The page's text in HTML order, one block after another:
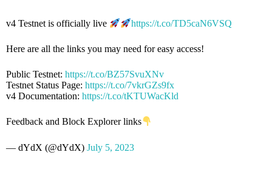
v4 Testnet is officially live https://t.co/TD5caN6VSQ
Here are all the links you may need for easy access!
Public Testnet: https://t.co/BZ57SvuXNv
Testnet Status Page: https://t.co/7vkrGZs9fx
v4 Documentation: https://t.co/tKTUWacKld
Feedback and Block Explorer links
— dYdX (@dYdX) July 5, 2023